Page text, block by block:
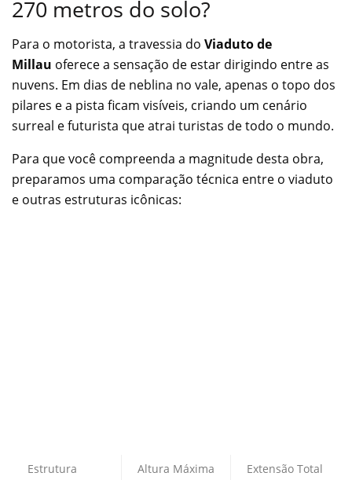
270 metros do solo?
Para o motorista, a travessia do Viaduto de
Millau oferece a sensação de estar dirigindo entre as
nuvens. Em dias de neblina no vale, apenas o topo dos
pilares e a pista ficam visíveis, criando um cenário
surreal e futurista que atrai turistas de todo o mundo.
Para que você compreenda a magnitude desta obra,
preparamos uma comparação técnica entre o viaduto
e outras estruturas icônicas:
Estrutura Altura Máxima
Extensão Total